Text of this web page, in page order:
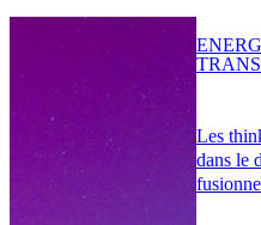
Les
dans le